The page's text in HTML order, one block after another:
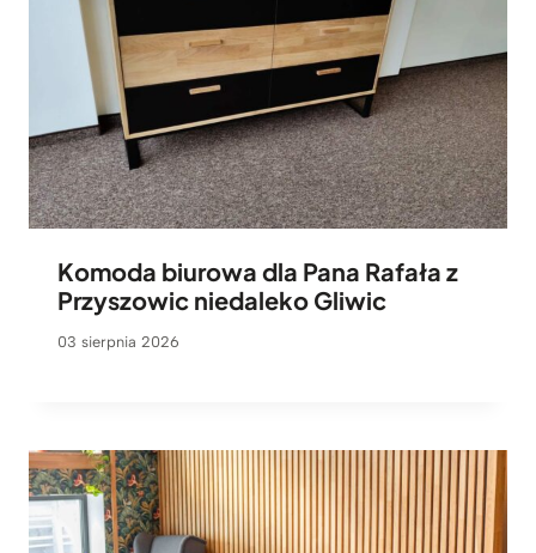
Komoda biurowa dla Pana Rafała z
Przyszowic niedaleko Gliwic
03 sierpnia 2026